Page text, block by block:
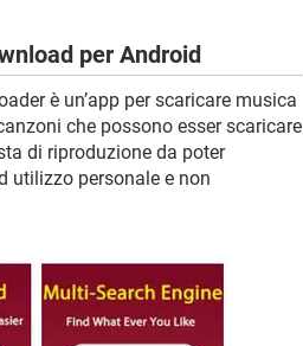
per Android
è un’app per scaricare musica
che possono esser scaricare
di riproduzione da poter
utilizzo personale e non